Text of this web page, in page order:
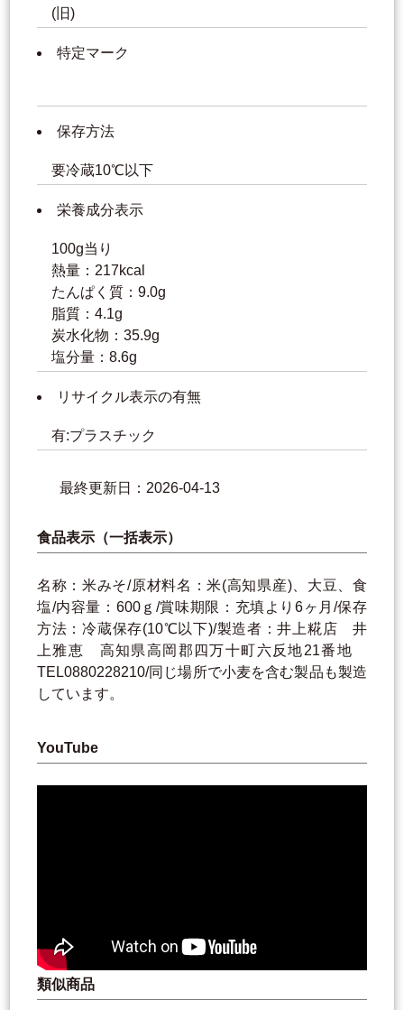
(旧)
特定マーク
保存方法
要冷蔵10℃以下
栄養成分表示
100g当り
熱量：217kcal
たんぱく質：9.0g
脂質：4.1g
炭水化物：35.9g
塩分量：8.6g
リサイクル表示の有無
有:プラスチック
最終更新日：2026-04-13
食品表示（一括表示）
名称：米みそ/原材料名：米(高知県産)、大豆、食
塩/内容量：600ｇ/賞味期限：充填より6ヶ月/保存
方法：冷蔵保存(10℃以下)/製造者：井上糀店 井
上雅恵 高知県高岡郡四万十町六反地21番地
TEL0880228210/同じ場所で小麦を含む製品も製造
しています。
YouTube
類似商品